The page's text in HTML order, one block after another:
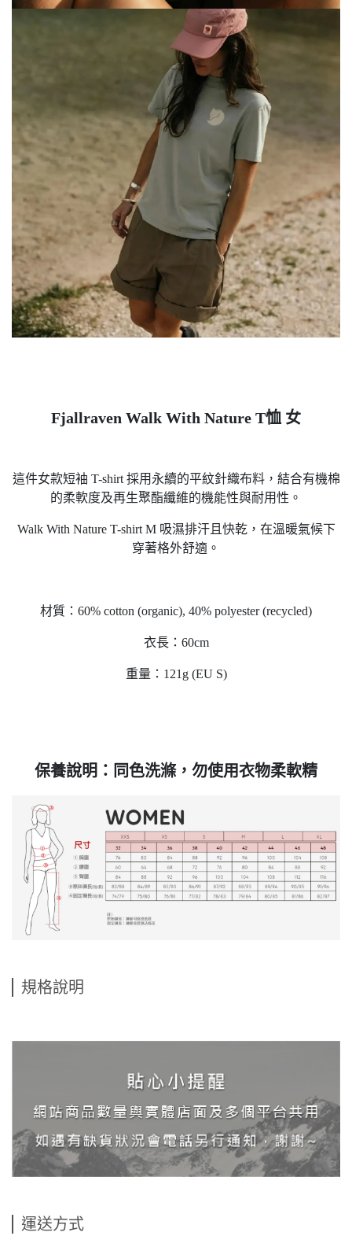
Fjallraven Walk With Nature T恤 女
這件女款短袖 T-shirt 採用永續的平紋針織布料，結合有機棉
的柔軟度及再生聚酯纖維的機能性與耐用性。
Walk With Nature T-shirt M 吸濕排汗且快乾，在溫暖氣候下
穿著格外舒適。
材質：60% cotton (organic), 40% polyester (recycled)
衣長：60cm
重量：121g (EU S)
保養說明：同色洗滌，勿使用衣物柔軟精
規格說明
運送方式